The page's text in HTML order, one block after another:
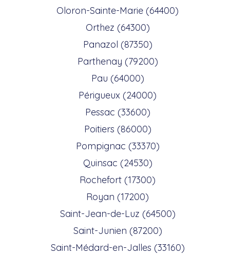
Oloron-Sainte-Marie (64400)
Orthez (64300)
Panazol (87350)
Parthenay (79200)
Pau (64000)
Périgueux (24000)
Pessac (33600)
Poitiers (86000)
Pompignac (33370)
Quinsac (24530)
Rochefort (17300)
Royan (17200)
Saint-Jean-de-Luz (64500)
Saint-Junien (87200)
Saint-Médard-en-Jalles (33160)